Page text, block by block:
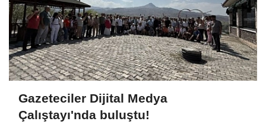
Gazeteciler Dijital Medya
Çalıştayı'nda buluştu!